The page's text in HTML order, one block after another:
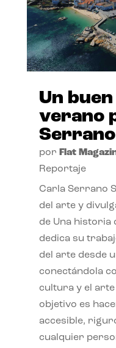
Un
verano
Serrano
por Flat
Reportaje
Carla Serrano
del arte y
de Una historia
dedica su
del arte desde
conectándola
cultura y el
objetivo es
accesible,
cualquier